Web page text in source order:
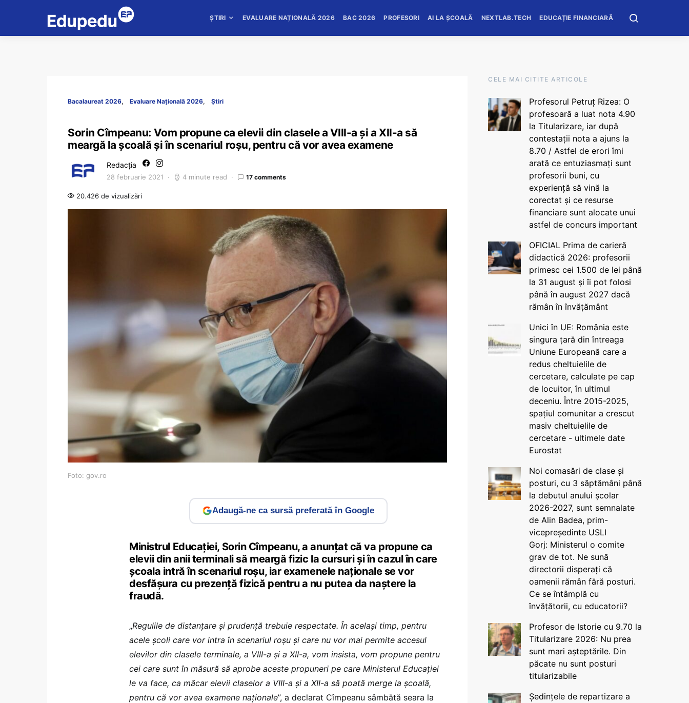
ȘTIRI EVALUARE NAȚIONALĂ 2026 BAC 2026 PROFESORI AI LA ȘCOALĂ NEXTLAB.TECH EDUCAȚIE FINANCIARĂ
Bacalaureat 2026 Evaluare Națională 2026 Știri
Sorin Cîmpeanu: Vom propune ca elevii din clasele a VIII-a și a XII-a să
meargă la școală și în scenariul roșu, pentru că vor avea examene
Redacția
28 februarie 2021 4 minute read 17 comments
20.426 de vizualizări
Foto: gov.ro
Adaugă-ne ca sursă preferată în Google
Ministrul Educaţiei, Sorin Cîmpeanu, a anunțat că va propune ca
elevii din anii terminali să meargă fizic la cursuri şi în cazul în care
şcoala intră în scenariul roşu, iar examenele naționale se vor
desfășura cu prezență fizică pentru a nu putea da naştere la
fraudă.
„Regulile de distanţare şi prudenţă trebuie respectate. În acelaşi timp, pentru
acele şcoli care vor intra în scenariul roşu şi care nu vor mai permite accesul
elevilor din clasele terminale, a VIII-a şi a XII-a, vom insista, vom propune pentru
cei care sunt în măsură să aprobe aceste propuneri pe care Ministerul Educaţiei
le va face, ca măcar elevii claselor a VIII-a şi a XII-a să poată merge la şcoală,
pentru că vor avea examene naţionale”, a declarat Cîmpeanu sâmbătă seara la
CELE MAI CITITE ARTICOLE
Profesorul Petruț Rizea: O
profesoară a luat nota 4.90
la Titularizare, iar după
contestații nota a ajuns la
8.70 / Astfel de erori îmi
arată ce entuziasmați sunt
profesorii buni, cu
experiență să vină la
corectat și ce resurse
financiare sunt alocate unui
astfel de concurs important
OFICIAL Prima de carieră
didactică 2026: profesorii
primesc cei 1.500 de lei până
la 31 august și îi pot folosi
până în august 2027 dacă
rămân în învățământ
Unici în UE: România este
singura țară din întreaga
Uniune Europeană care a
redus cheltuielile de
cercetare, calculate pe cap
de locuitor, în ultimul
deceniu. Între 2015-2025,
spațiul comunitar a crescut
masiv cheltuielile de
cercetare - ultimele date
Eurostat
Noi comasări de clase și
posturi, cu 3 săptămâni până
la debutul anului școlar
2026-2027, sunt semnalate
de Alin Badea, prim-
vicepreședinte USLI
Gorj: Ministerul o comite
grav de tot. Ne sună
directorii disperați că
oamenii rămân fără posturi.
Ce se întâmplă cu
învățătorii, cu educatorii?
Profesor de Istorie cu 9.70 la
Titularizare 2026: Nu prea
sunt mari așteptările. Din
păcate nu sunt posturi
titularizabile
Ședințele de repartizare a